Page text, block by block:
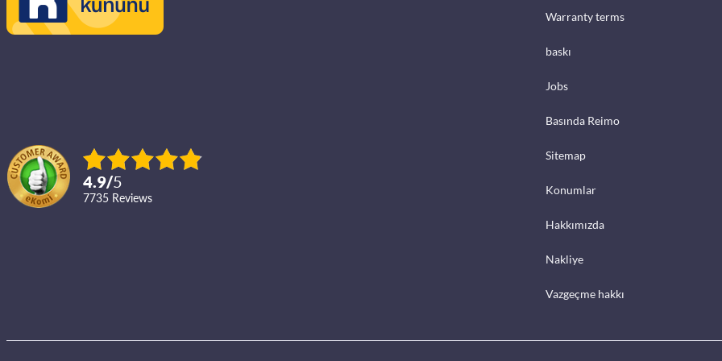
4.9/5
7735 reviews
Warranty terms
baskı
Jobs
Basında Reimo
Sitemap
Konumlar
Hakkımızda
Nakliye
Vazgeçme hakkı